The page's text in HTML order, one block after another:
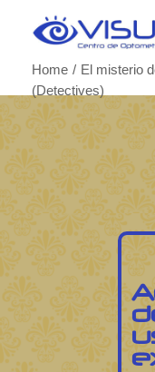
Home
El misterio
(Detectives)